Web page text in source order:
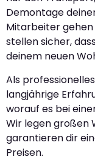
Demontage
Mitarbeiter
stellen sicher,
deinem neuen
Als
langjährige
worauf es bei
Wir legen großen
garantieren dir
Preisen.